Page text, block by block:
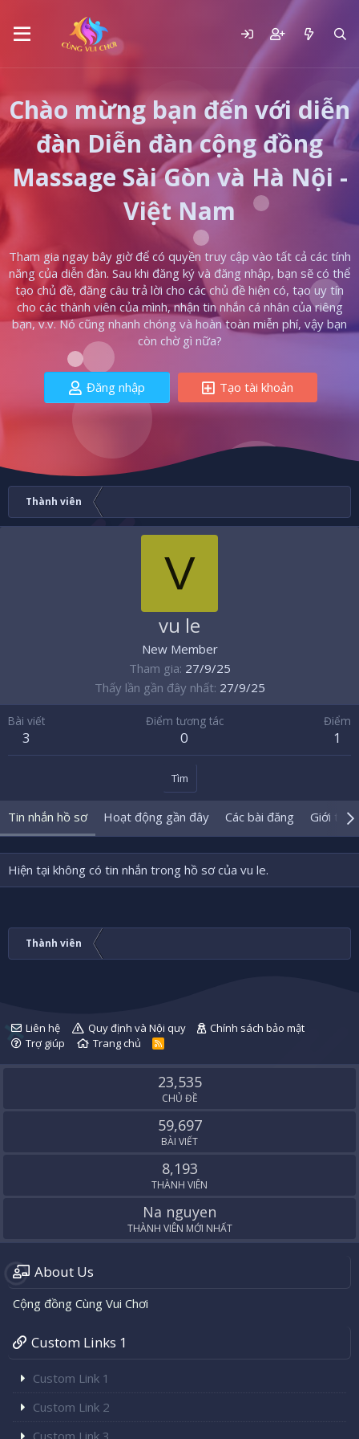
Chào mừng bạn đến với diễn
đàn Diễn đàn cộng đồng
Massage Sài Gòn và Hà Nội -
Việt Nam
Tham gia ngay bây giờ để có quyền truy cập vào tất cả các tính
năng của diễn đàn. Sau khi đăng ký và đăng nhập, bạn sẽ có thể
tạo chủ đề, đăng câu trả lời cho các chủ đề hiện có, tạo uy tín
cho các thành viên của mình, nhận tin nhắn cá nhân của riêng
bạn, v.v. Nó cũng nhanh chóng và hoàn toàn miễn phí, vậy bạn
còn chờ gì nữa?
Đăng nhập Tạo tài khoản
Thành viên
V
vu le
New Member
Tham gia 27/9/25
Thấy lần gần đây nhất 27/9/25
Bài viết
3
Điểm tương tác
0
Điểm
1
Tìm
Tin nhắn hồ sơ Hoạt động gần đây Các bài đăng Giới
Hiện tại không có tin nhắn trong hồ sơ của vu le.
Thành viên
Liên hệ Quy định và Nội quy
Chính sách bảo mật
Trợ giúp
Trang chủ
R
S
23,535
CHỦ ĐỀ
59,697
BÀI VIẾT
8,193
THÀNH VIÊN
Na nguyen
THÀNH VIÊN MỚI NHẤT
About Us
Cộng đồng Cùng Vui Chơi
Custom Links 1
Custom Link 1
Custom Link 2